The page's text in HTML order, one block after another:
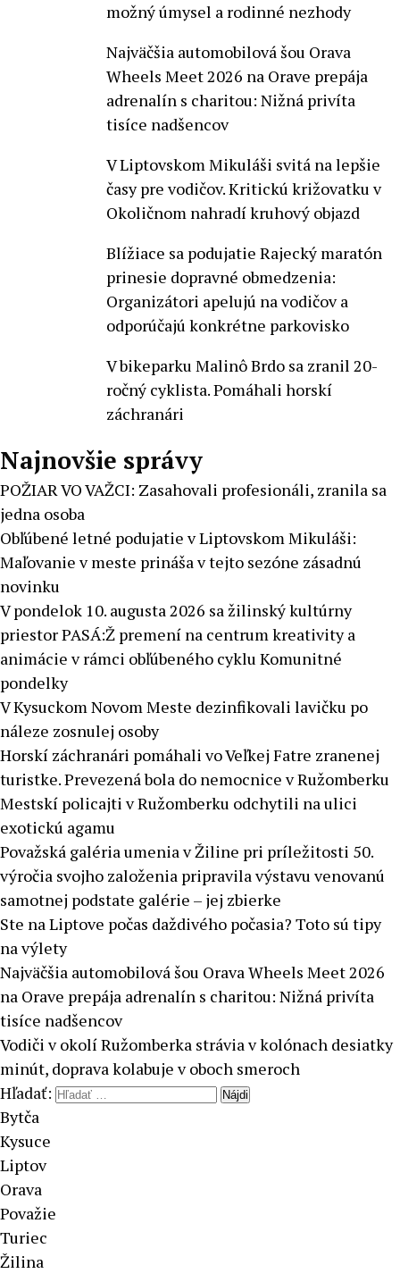
možný úmysel a rodinné nezhody
Najväčšia automobilová šou Orava
Wheels Meet 2026 na Orave prepája
adrenalín s charitou: Nižná privíta
tisíce nadšencov
V Liptovskom Mikuláši svitá na lepšie
časy pre vodičov. Kritickú križovatku v
Okoličnom nahradí kruhový objazd
Blížiace sa podujatie Rajecký maratón
prinesie dopravné obmedzenia:
Organizátori apelujú na vodičov a
odporúčajú konkrétne parkovisko
V bikeparku Malinô Brdo sa zranil 20-
ročný cyklista. Pomáhali horskí
záchranári
Najnovšie správy
POŽIAR VO VAŽCI: Zasahovali profesionáli, zranila sa
jedna osoba
Obľúbené letné podujatie v Liptovskom Mikuláši:
Maľovanie v meste prináša v tejto sezóne zásadnú
novinku
V pondelok 10. augusta 2026 sa žilinský kultúrny
priestor PASÁ:Ž premení na centrum kreativity a
animácie v rámci obľúbeného cyklu Komunitné
pondelky
V Kysuckom Novom Meste dezinfikovali lavičku po
náleze zosnulej osoby
Horskí záchranári pomáhali vo Veľkej Fatre zranenej
turistke. Prevezená bola do nemocnice v Ružomberku
Mestskí policajti v Ružomberku odchytili na ulici
exotickú agamu
Považská galéria umenia v Žiline pri príležitosti 50.
výročia svojho založenia pripravila výstavu venovanú
samotnej podstate galérie – jej zbierke
Ste na Liptove počas daždivého počasia? Toto sú tipy
na výlety
Najväčšia automobilová šou Orava Wheels Meet 2026
na Orave prepája adrenalín s charitou: Nižná privíta
tisíce nadšencov
Vodiči v okolí Ružomberka strávia v kolónach desiatky
minút, doprava kolabuje v oboch smeroch
Hľadať:
Bytča
Kysuce
Liptov
Orava
Považie
Turiec
Žilina